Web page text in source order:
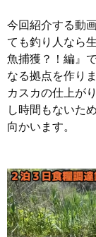
今回紹介する動
ても釣り人なら
魚捕獲？！編』
なる拠点を作り
カスカの仕上が
し時間もないた
向かいます。